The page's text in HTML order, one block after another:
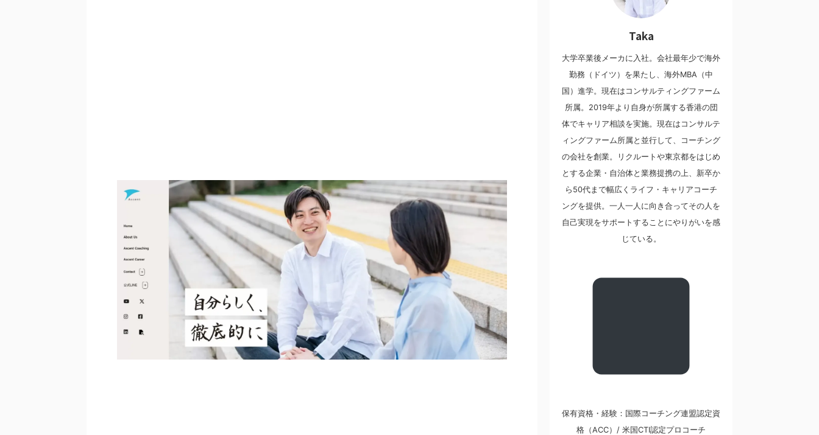
Taka
大学卒業後メーカに入社。会社最年少で海外
勤務（ドイツ）を果たし、海外MBA（中
国）進学。現在はコンサルティングファーム
所属。2019年より自身が所属する香港の団
体でキャリア相談を実施。現在はコンサルテ
ィングファーム所属と並行して、コーチング
の会社を創業。リクルートや東京都をはじめ
とする企業・自治体と業務提携の上、新卒か
ら50代まで幅広くライフ・キャリアコーチ
ングを提供。一人一人に向き合ってその人を
自己実現をサポートすることにやりがいを感
じている。
保有資格・経験：国際コーチング連盟認定資
格（ACC）/ 米国CTI認定プロコーチ